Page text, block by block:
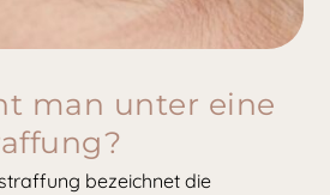
man unter eine
bezeichnet die